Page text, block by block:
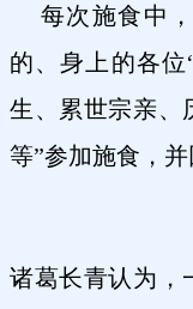
每次施食中，
的、身上的各
生、累世宗亲、
等”参加施食，并
诸葛长青认为，